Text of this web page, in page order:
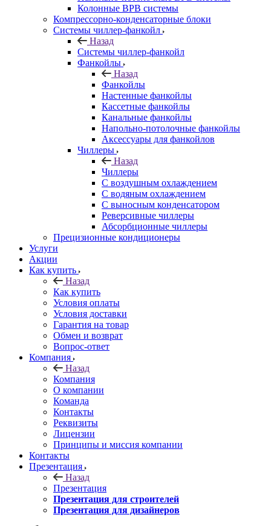
Колонные ВРВ системы
Компрессорно-конденсаторные блоки
Системы чиллер-фанкойл
Назад
Системы чиллер-фанкойл
Фанкойлы
Назад
Фанкойлы
Настенные фанкойлы
Кассетные фанкойлы
Канальные фанкойлы
Напольно-потолочные фанкойлы
Аксессуары для фанкойлов
Чиллеры
Назад
Чиллеры
С воздушным охлаждением
С водяным охлаждением
С выносным конденсатором
Реверсивные чиллеры
Абсорбционные чиллеры
Прецизионные кондиционеры
Услуги
Акции
Как купить
Назад
Как купить
Условия оплаты
Условия доставки
Гарантия на товар
Обмен и возврат
Вопрос-ответ
Компания
Назад
Компания
О компании
Команда
Контакты
Реквизиты
Лицензии
Принципы и миссия компании
Контакты
Презентация
Назад
Презентация
Презентация для строителей
Презентация для дизайнеров